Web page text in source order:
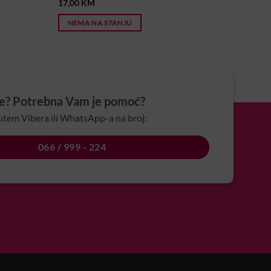
17,00 KM
NEMA NA STANJU
Potrebna Vam je pomoć?
Vibera ili WhatsApp-a na broj:
066 / 999 - 224